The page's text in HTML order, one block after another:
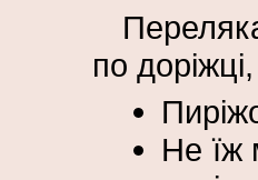
по
Не їж